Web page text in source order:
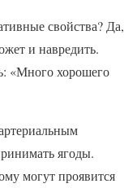
свойства? Да,
и навредить.
«Много хорошего
ягоды.
могут проявится